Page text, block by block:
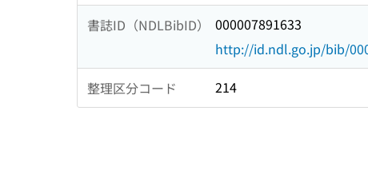
書誌ID（NDLBibID）
000007891633
http://id.ndl.go.jp/bib/
整理区分コード 214